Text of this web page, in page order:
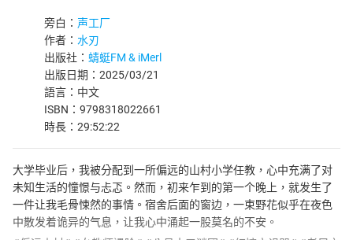
旁白： 声工厂
作者： 水刃
出版社： 蜻蜓FM & iMerl
出版日期：2025/03/21
語言：中文
ISBN：9798318022661
時長：29:52:22
大学毕业后，我被分配到一所偏远的山村小学任教，心中充满了对
未知生活的憧憬与忐忑。然而，初来乍到的第一个晚上，就发生了
一件让我毛骨悚然的事情。宿舍后面的窗边，一束野花似乎在夜色
中散发着诡异的气息，让我心中涌起一股莫名的不安。